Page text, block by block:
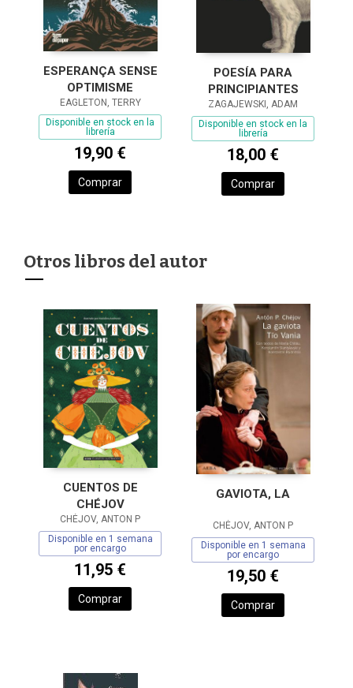
ESPERANÇA SENSE
OPTIMISME
EAGLETON, TERRY
Disponible en stock en la
librería
19,90 €
Comprar
POESÍA PARA
PRINCIPIANTES
ZAGAJEWSKI, ADAM
Disponible en stock en la
librería
18,00 €
Comprar
Otros libros del autor
CUENTOS DE
CHÉJOV
CHÉJOV, ANTON P
Disponible en 1 semana
por encargo
11,95 €
Comprar
GAVIOTA, LA
CHÉJOV, ANTON P
Disponible en 1 semana
por encargo
19,50 €
Comprar